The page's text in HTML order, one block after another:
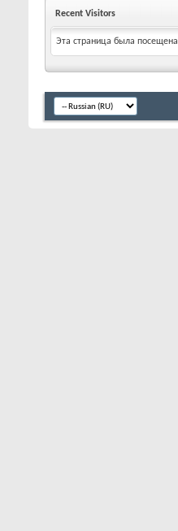
Recent Visitors
Эта страница была посещена